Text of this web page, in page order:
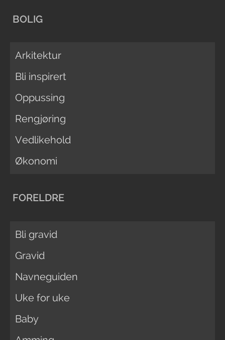
BOLIG
Arkitektur
Bli inspirert
Oppussing
Rengjøring
Vedlikehold
Økonomi
FORELDRE
Bli gravid
Gravid
Navneguiden
Uke for uke
Baby